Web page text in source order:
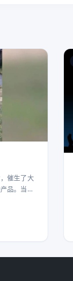
催生了大
品。当地
故事和名